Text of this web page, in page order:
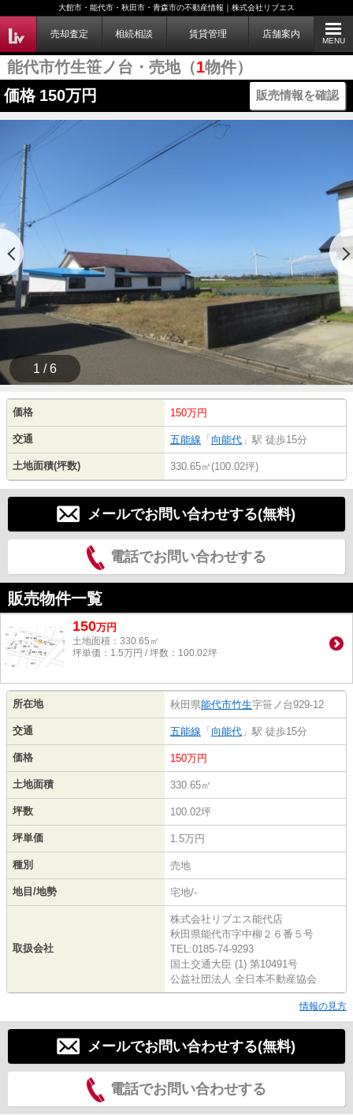
大館市・能代市・秋田市・青森市の不動産情報｜株式会社リブエス
売却査定 相続相談 賃貸管理 店舗案内
MENU
能代市竹生笹ノ台・売地（1物件）
価格 150万円 販売情報を確認
1 / 6
価格 150万円
交通 五能線 「 向能代 」駅 徒歩15分
土地面積(坪数) 330.65㎡(100.02坪)
メールでお問い合わせする(無料)
電話でお問い合わせする
販売物件一覧
150万円
土地面積：330.65㎡
坪単価：1.5万円 / 坪数：100.02坪
所在地 秋田県能代市竹生字笹ノ台929-12
交通 五能線 「 向能代 」駅 徒歩15分
価格 150万円
土地面積 330.65㎡
坪数 100.02坪
坪単価 1.5万円
種別 売地
地目/地勢 宅地/-
取扱会社
株式会社リブエス能代店
秋田県能代市字中柳２６番５号
TEL:0185-74-9293
国土交通大臣 (1) 第10491号
公益社団法人 全日本不動産協会
情報の見方
メールでお問い合わせする(無料)
電話でお問い合わせする